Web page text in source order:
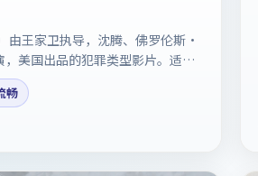
由王家卫执导，沈腾、佛罗伦斯·
美国出品的犯罪类型影片。适合
众。剧情简介与主创信息可供检
方资料为准。
畅